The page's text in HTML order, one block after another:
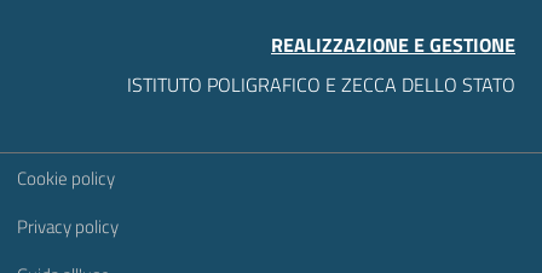
REALIZZAZIONE E GESTIONE
ISTITUTO POLIGRAFICO E ZECCA DELLO STATO
Sezione Link Utili
Cookie policy
Privacy policy